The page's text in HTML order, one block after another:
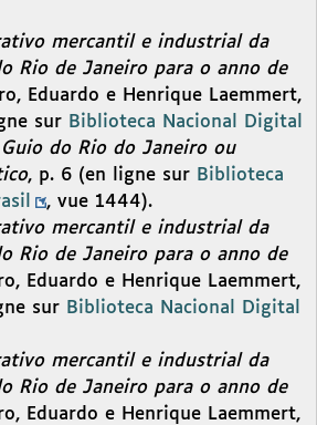
mercantil e industrial da
Rio de Janeiro para o anno de
Eduardo e Henrique Laemmert,
sur Biblioteca Nacional Digital
Guio do Rio do Janeiro ou
, p. 6 (en ligne sur Biblioteca
, vue 1444).
mercantil e industrial da
Rio de Janeiro para o anno de
Eduardo e Henrique Laemmert,
sur Biblioteca Nacional Digital
mercantil e industrial da
Rio de Janeiro para o anno de
Eduardo e Henrique Laemmert,